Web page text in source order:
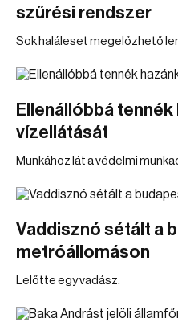
szűrési rendszer
Sok haláleset megelőzhető
Ellenállóbbá
vízellátását
Munkához lát a védelmi
Vaddisznó sétált a
metróállomáson
Lelőtte egy vadász.